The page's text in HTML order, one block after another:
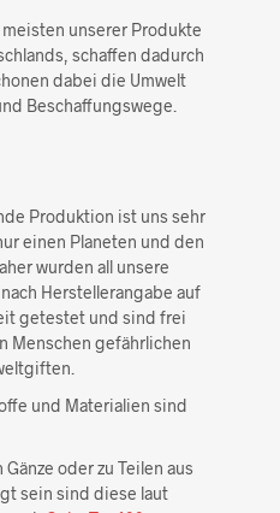
unserer Produkte
schaffen dadurch
dabei die Umwelt
Beschaffungswege.
Produktion ist uns sehr
einen Planeten und den
wurden all unsere
Herstellerangabe auf
getestet und sind frei
Menschen gefährlichen
und Materialien sind
oder zu Teilen aus
sein sind diese laut